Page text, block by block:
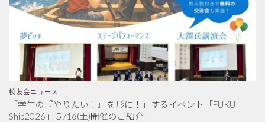
校友会ニュース
「学生の『やりたい！』を形に！」するイベント「FUKU-
Ship2026」５/16(土)開催のご紹介